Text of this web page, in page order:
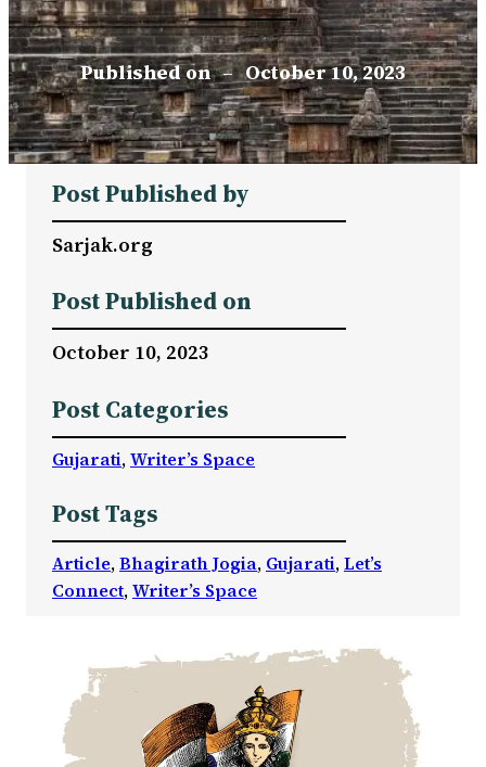
Published on – October 10, 2023
Post Published by
Sarjak.org
Post Published on
October 10, 2023
Post Categories
Gujarati, Writer’s Space
Post Tags
Article, Bhagirath Jogia, Gujarati, Let’s
Connect, Writer’s Space